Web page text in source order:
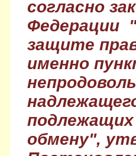
согласно
Федерации
защите
именно
обмену",